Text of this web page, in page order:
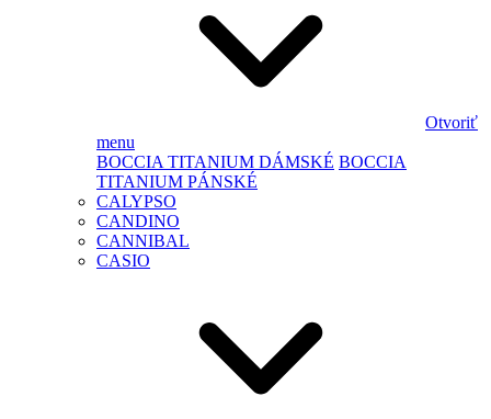
Otvoriť
menu
BOCCIA TITANIUM DÁMSKÉ BOCCIA
TITANIUM PÁNSKÉ
CALYPSO
CANDINO
CANNIBAL
CASIO